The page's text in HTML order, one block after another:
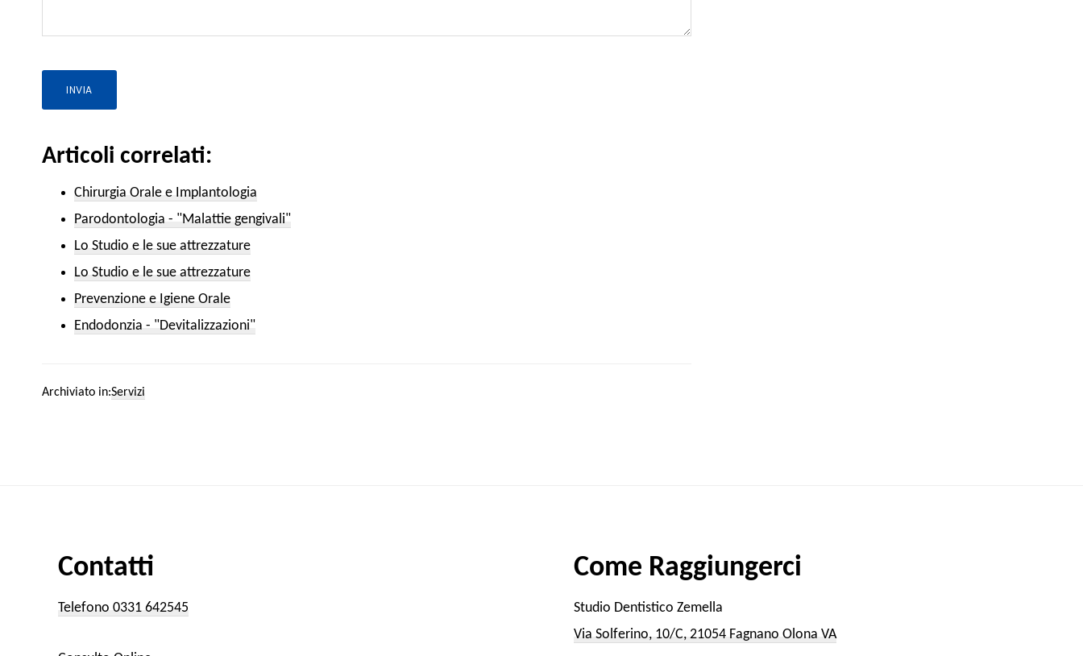
Articoli correlati:
Chirurgia Orale e Implantologia
Parodontologia - "Malattie gengivali"
Lo Studio e le sue attrezzature
Lo Studio e le sue attrezzature
Prevenzione e Igiene Orale
Endodonzia - "Devitalizzazioni"
Archiviato in:Servizi
Contatti
Telefono 0331 642545
Come Raggiungerci
Studio Dentistico Zemella
Via Solferino, 10/C, 21054 Fagnano Olona VA